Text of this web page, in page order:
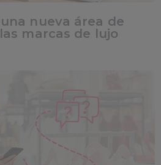
nueva área de
marcas de lujo